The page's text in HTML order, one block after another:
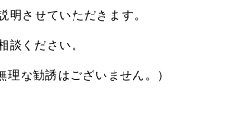
させていただきます。
ください。
な勧誘はございません。）